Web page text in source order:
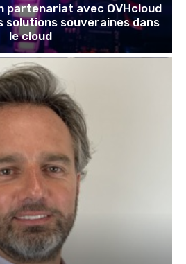
partenariat avec OVHcloud
solutions souveraines dans
le cloud